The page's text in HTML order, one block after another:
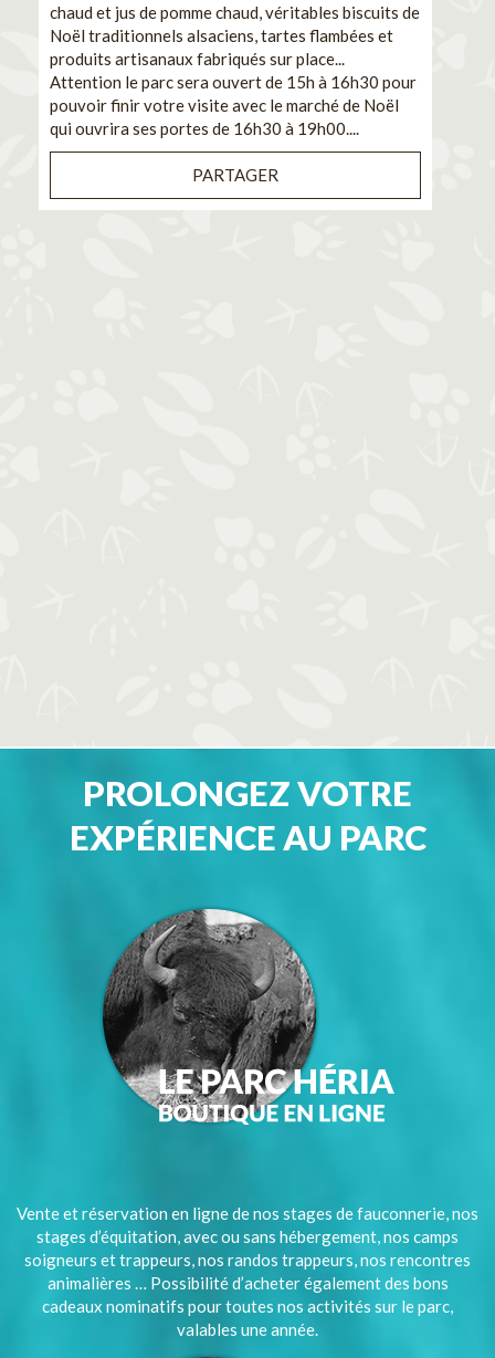
chaud et jus de pomme chaud, véritables biscuits de
Noël traditionnels alsaciens, tartes flambées et
produits artisanaux fabriqués sur place...
Attention le parc sera ouvert de 15h à 16h30 pour
pouvoir finir votre visite avec le marché de Noël
qui ouvrira ses portes de 16h30 à 19h00....
PARTAGER
PROLONGEZ VOTRE
EXPÉRIENCE AU PARC
Vente et réservation en ligne de nos stages de fauconnerie, nos
stages d’équitation, avec ou sans hébergement, nos camps
soigneurs et trappeurs, nos randos trappeurs, nos rencontres
animalières … Possibilité d’acheter également des bons
cadeaux nominatifs pour toutes nos activités sur le parc,
valables une année.